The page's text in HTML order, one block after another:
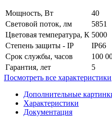
Мощность, Вт
40
Световой поток, лм
5851
Цветовая температура, К 5000
Степень защиты - IP
IP66
Срок службы, часов
100
Гарантия, лет
5
Посмотреть все характеристики
Дополнительные
Характеристики
Документация